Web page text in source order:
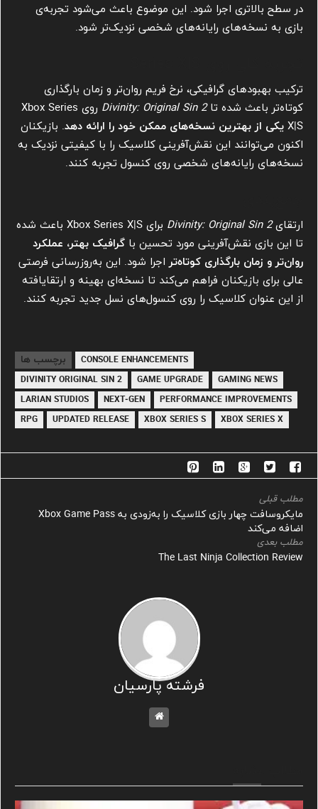
در سطح بالاتری اجرا شود. این موضوع باعث می‌شود تجربه‌ی
بازی به نسخه‌های رایانه‌های شخصی نزدیک‌تر شود.
ترکیب بهبودهای گرافیکی، نرخ فریم روان‌تر و زمان بارگذاری
کوتاه‌تر باعث شده تاDivinity: Original Sin 2
روی Xbox Series
X|S یکی از بهترین نسخه‌های ممکن خود را ارائه دهد. بازیکنان
اکنون می‌توانند این نقش‌آفرینی کلاسیک را با کیفیتی نزدیک به
نسخه‌های رایانه‌های شخصی روی کنسول تجربه کنند.
ارتقایDivinity: Original Sin 2
برای Xbox Series X|S باعث شده
تا این بازی نقش‌آفرینی مورد تحسین با گرافیک بهتر، عملکرد
روان‌تر و زمان بارگذاری کوتاه‌تراجرا شود. این به‌روزرسانی فرصتی
عالی برای بازیکنان فراهم می‌کند تا نسخه‌ای بهینه و ارتقا‌یافته
از این عنوان کلاسیک را روی کنسول‌های نسل جدید تجربه کنند.
برچسب ها
CONSOLE ENHANCEMENTS
DIVINITY ORIGINAL SIN 2
GAME UPGRADE
GAMING NEWS
LARIAN STUDIOS
NEXT‑GEN
PERFORMANCE IMPROVEMENTS
RPG
UPDATED RELEASE XBOX SERIES S XBOX SERIES X
مطلب قبلی
مایکروسافت چهار بازی کلاسیک را به‌زودی به Xbox Game Pass
اضافه می‌کند
مطلب بعدی
The Last Ninja Collection Review
فرشته پارسیان